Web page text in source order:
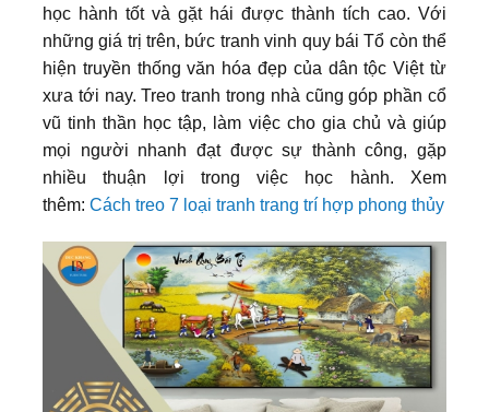
học hành tốt và gặt hái được thành tích cao. Với
những giá trị trên, bức tranh vinh quy bái Tổ còn thể
hiện truyền thống văn hóa đẹp của dân tộc Việt từ
xưa tới nay. Treo tranh trong nhà cũng góp phần cổ
vũ tinh thần học tập, làm việc cho gia chủ và giúp
mọi người nhanh đạt được sự thành công, gặp
nhiều thuận lợi trong việc học hành. Xem
thêm: Cách treo 7 loại tranh trang trí hợp phong thủy